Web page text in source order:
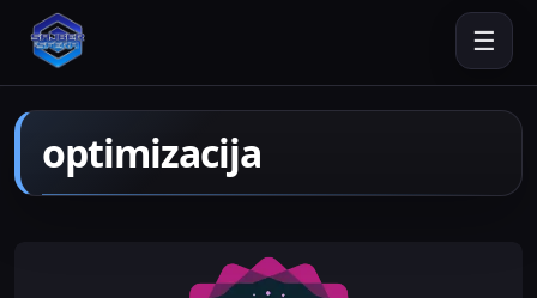
☰
optimizacija